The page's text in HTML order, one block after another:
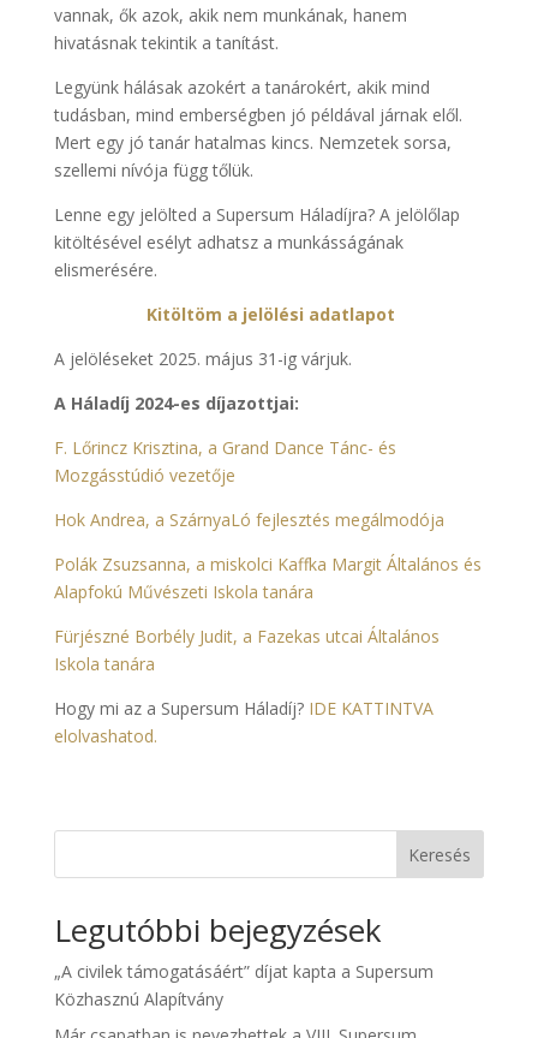
vannak, ők azok, akik nem munkának, hanem
hivatásnak tekintik a tanítást.
Legyünk hálásak azokért a tanárokért, akik mind
tudásban, mind emberségben jó példával járnak elől.
Mert egy jó tanár hatalmas kincs. Nemzetek sorsa,
szellemi nívója függ tőlük.
Lenne egy jelölted a Supersum Háladíjra? A jelölőlap
kitöltésével esélyt adhatsz a munkásságának
elismerésére.
Kitöltöm a jelölési adatlapot
A jelöléseket 2025. május 31-ig várjuk.
A Háladíj 2024-es díjazottjai:
F. Lőrincz Krisztina, a Grand Dance Tánc- és
Mozgásstúdió vezetője
Hok Andrea, a SzárnyaLó fejlesztés megálmodója
Polák Zsuzsanna, a miskolci Kaffka Margit Általános és
Alapfokú Művészeti Iskola tanára
Fürjészné Borbély Judit, a Fazekas utcai Általános
Iskola tanára
Hogy mi az a Supersum Háladíj? IDE KATTINTVA
elolvashatod.
Keresés
Legutóbbi bejegyzések
„A civilek támogatásáért” díjat kapta a Supersum
Közhasznú Alapítvány